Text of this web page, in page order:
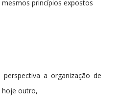
princípios expostos
a organização de
hoje outro,